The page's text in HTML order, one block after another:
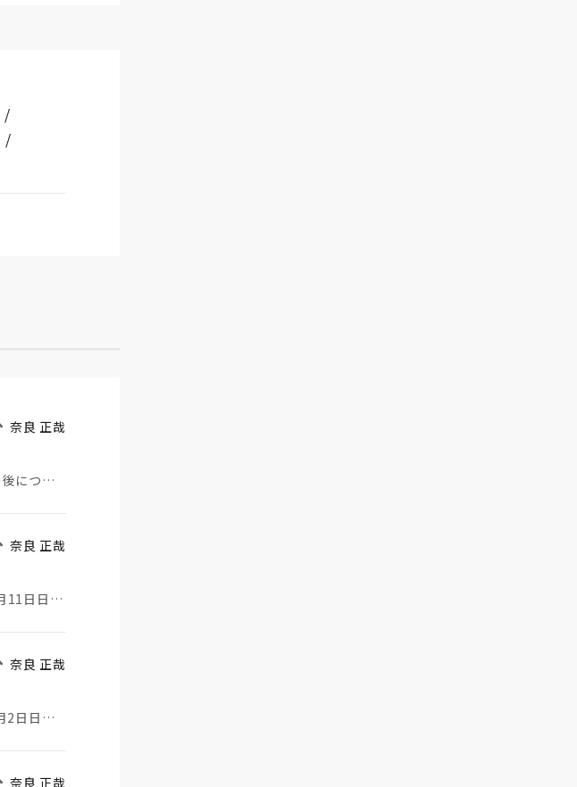
奈良 正哉
夏の甲子園が始まった。その裏側で、広陵やPLなど野球名門校（だった）の不祥事のその後について、「熱…
奈良 正哉
一時期トヨタと販売台数世界一を競っていた、フォルクスワーゲンの経営がピンチだ（7月11日日経）。そ…
奈良 正哉
自衛隊が中国製ウイルス感染USBを長年使っていたことが発覚して問題になっている（7月2日日経）。筆…
奈良 正哉